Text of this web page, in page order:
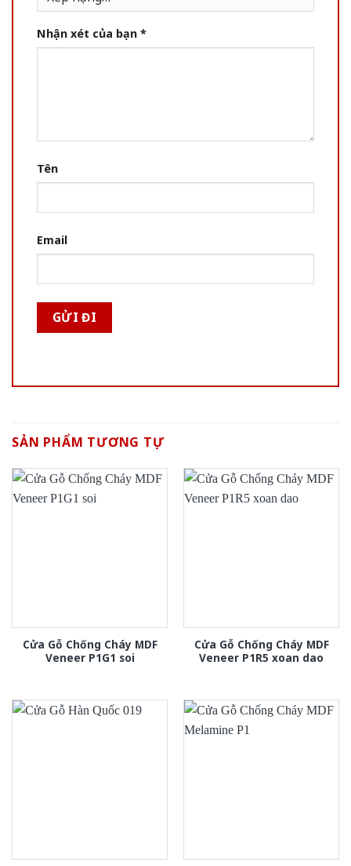
Nhận xét của bạn *
Tên
Email
SẢN PHẨM TƯƠNG TỰ
Cửa Gỗ Chống Cháy MDF
Veneer P1G1 soi
Cửa Gỗ Chống Cháy MDF
Veneer P1R5 xoan dao